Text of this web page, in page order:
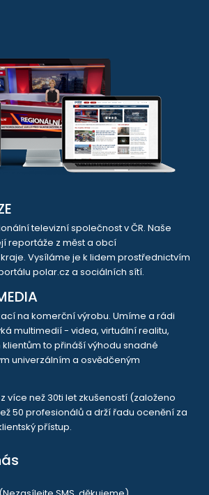
televizní společnost v ČR. Naše
reportáže z měst a obcí
Vysíláme je k lidem prostřednictvím
polar.cz a sociálních sítí.
na komerční výrobu. Umíme a rádi
multimedií - videa, virtuální realitu,
to přináší výhodu snadné
univerzálním a osvědčeným
více než 30ti let zkušeností (založeno
50 profesionálů a drží řadu ocenění za
přístup.